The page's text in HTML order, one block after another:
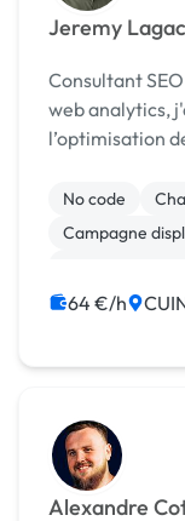
Jeremy
Consultant
web analytics,
l’optimisation
No code
Campagne
64 €/h
Alexandre